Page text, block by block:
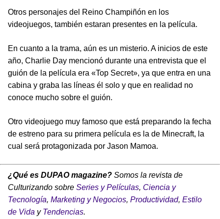
Otros personajes del Reino Champiñón en los
videojuegos, también estaran presentes en la película.
En cuanto a la trama, aún es un misterio. A inicios de este
año, Charlie Day mencionó durante una entrevista que el
guión de la película era «Top Secret», ya que entra en una
cabina y graba las líneas él solo y que en realidad no
conoce mucho sobre el guión.
Otro videojuego muy famoso que está preparando la fecha
de estreno para su primera película es la de Minecraft, la
cual será protagonizada por Jason Mamoa.
¿Qué es DUPAO magazine? Somos la revista de
Culturizando sobre Series y Películas, Ciencia y
Tecnología, Marketing y Negocios, Productividad, Estilo
de Vida y Tendencias.